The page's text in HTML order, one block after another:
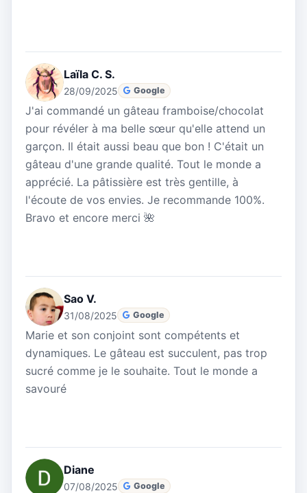
Laïla C. S.
28/09/2025 Google
J'ai commandé un gâteau framboise/chocolat
pour révéler à ma belle sœur qu'elle attend un
garçon. Il était aussi beau que bon ! C'était un
gâteau d'une grande qualité. Tout le monde a
apprécié. La pâtissière est très gentille, à
l'écoute de vos envies. Je recommande 100%.
Bravo et encore merci 🌺
Sao V.
31/08/2025 Google
Marie et son conjoint sont compétents et
dynamiques. Le gâteau est succulent, pas trop
sucré comme je le souhaite. Tout le monde a
savouré
Diane
07/08/2025 Google